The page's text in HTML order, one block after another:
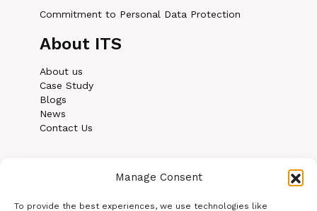
Manage Consent
To provide the best experiences, we use technologies like
Commitment to Personal Data Protection
About ITS
About us
Case Study
Blogs
News
Contact Us